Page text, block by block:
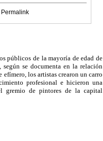
Permalink
públicos de la mayoría de edad de
se documenta en la relación
los artistas crearon un carro
profesional e hicieron una
gremio de pintores de la capital